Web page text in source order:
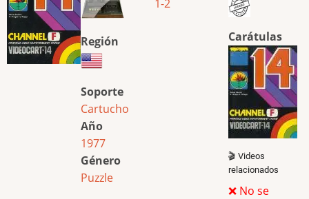
Región
Soporte
Cartucho
Año
1977
Género
Puzzle
1-2
Carátulas
🎬 Videos
relacionados
❌ No se